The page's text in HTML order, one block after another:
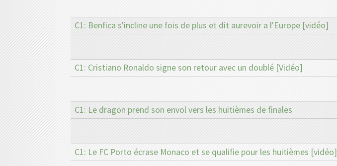
C1: Benfica s'incline une fois de plus et dit aurevoir a l'Europe [vidéo]
C1: Cristiano Ronaldo signe son retour avec un doublé [Vidéo]
C1: Le dragon prend son envol vers les huitièmes de finales
C1: Le FC Porto écrase Monaco et se qualifie pour les huitièmes [vidéo]